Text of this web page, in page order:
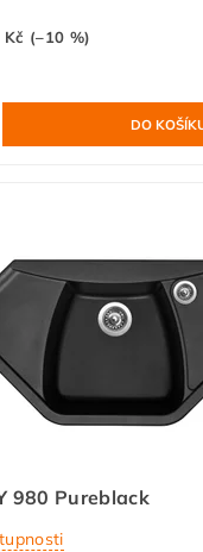
Kč (–10 %)
980 Pureblack